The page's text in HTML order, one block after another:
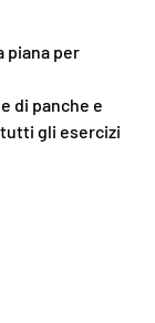
piana per
di panche e
gli esercizi